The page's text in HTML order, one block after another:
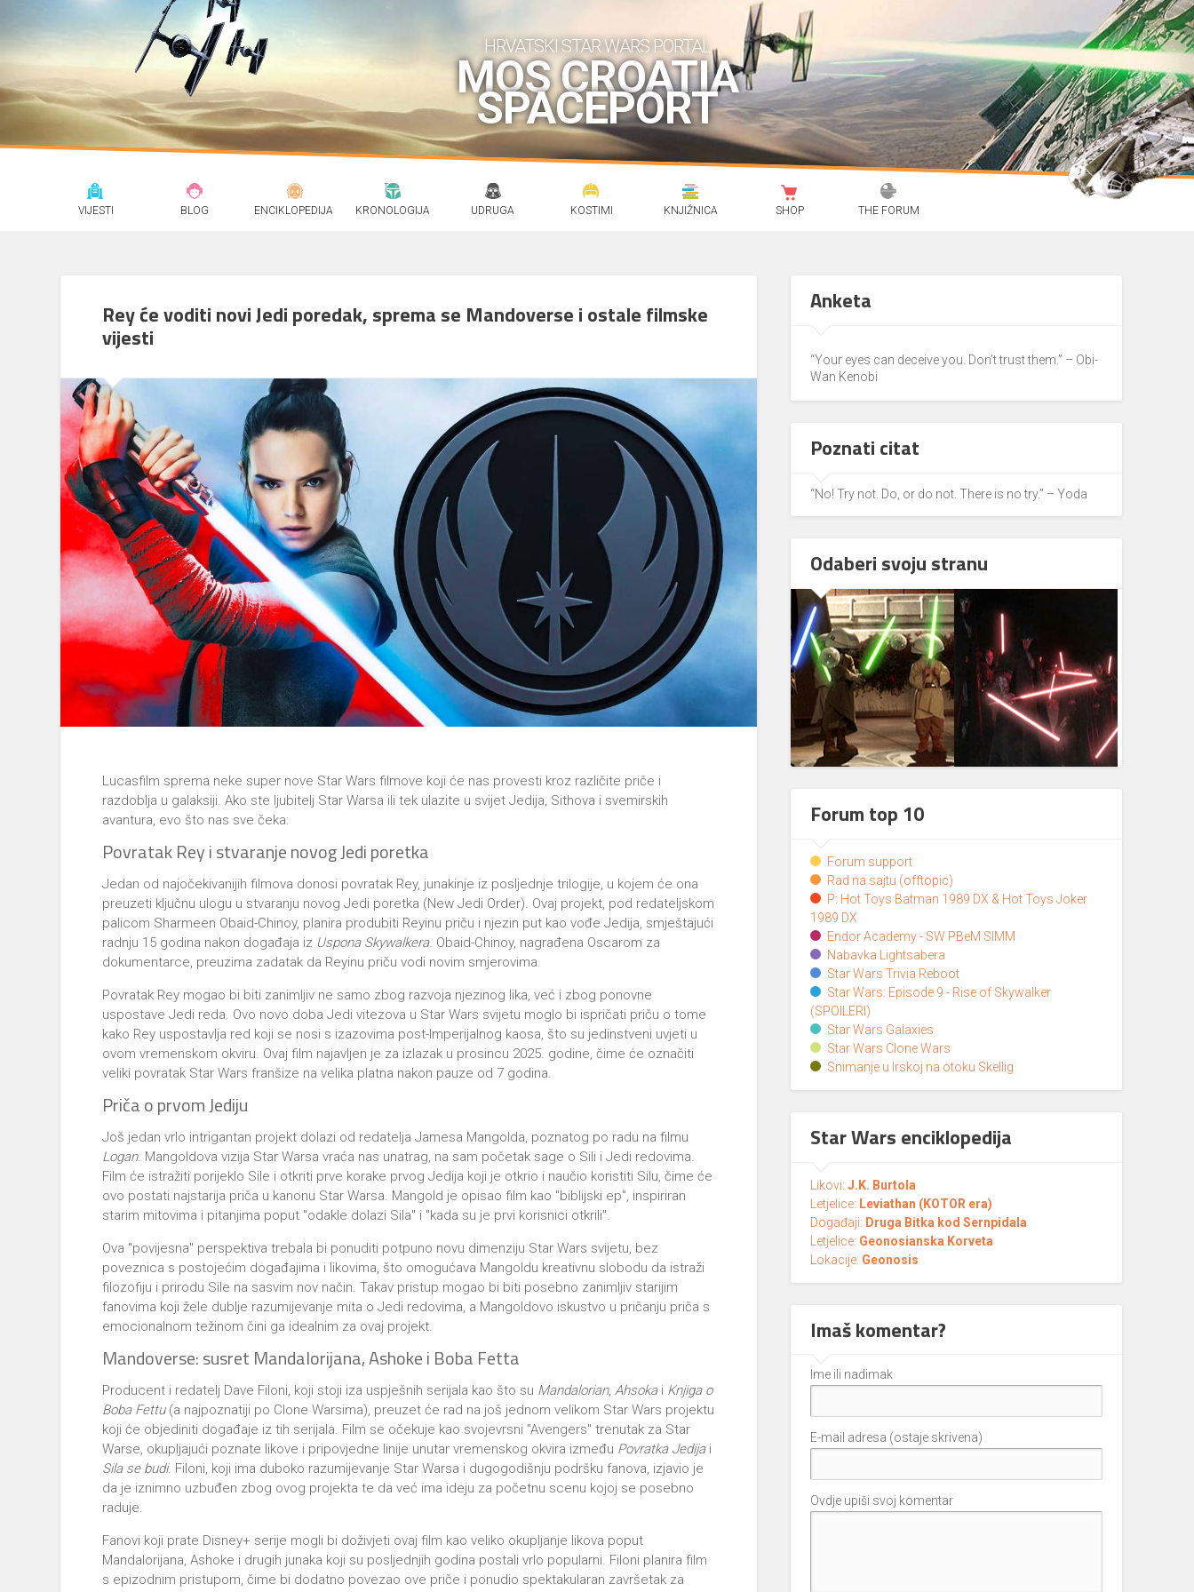
HRVATSKI STAR WARS PORTAL
MOS CROATIA
SPACEPORT
VIJESTI BLOG ENCIKLOPEDIJA KRONOLOGIJA UDRUGA KOSTIMI KNJIŽNICA SHOP THE FORUM
Rey će voditi novi Jedi poredak, sprema se Mandoverse i ostale filmske
vijesti
Lucasfilm sprema neke super nove Star Wars filmove koji će nas provesti kroz različite priče i
razdoblja u galaksiji. Ako ste ljubitelj Star Warsa ili tek ulazite u svijet Jedija, Sithova i svemirskih
avantura, evo što nas sve čeka:
Povratak Rey i stvaranje novog Jedi poretka
Jedan od najočekivanijih filmova donosi povratak Rey, junakinje iz posljednje trilogije, u kojem će ona
preuzeti ključnu ulogu u stvaranju novog Jedi poretka (New Jedi Order). Ovaj projekt, pod redateljskom
palicom Sharmeen Obaid-Chinoy, planira produbiti Reyinu priču i njezin put kao vođe Jedija, smještajući
radnju 15 godina nakon događaja iz Uspona Skywalkera. Obaid-Chinoy, nagrađena Oscarom za
dokumentarce, preuzima zadatak da Reyinu priču vodi novim smjerovima.
Povratak Rey mogao bi biti zanimljiv ne samo zbog razvoja njezinog lika, već i zbog ponovne
uspostave Jedi reda. Ovo novo doba Jedi vitezova u Star Wars svijetu moglo bi ispričati priču o tome
kako Rey uspostavlja red koji se nosi s izazovima post-Imperijalnog kaosa, što su jedinstveni uvjeti u
ovom vremenskom okviru. Ovaj film najavljen je za izlazak u prosincu 2025. godine, čime će označiti
veliki povratak Star Wars franšize na velika platna nakon pauze od 7 godina.
Priča o prvom Jediju
Još jedan vrlo intrigantan projekt dolazi od redatelja Jamesa Mangolda, poznatog po radu na filmu
Logan. Mangoldova vizija Star Warsa vraća nas unatrag, na sam početak sage o Sili i Jedi redovima.
Film će istražiti porijeklo Sile i otkriti prve korake prvog Jedija koji je otkrio i naučio koristiti Silu, čime će
ovo postati najstarija priča u kanonu Star Warsa. Mangold je opisao film kao "biblijski ep", inspiriran
starim mitovima i pitanjima poput "odakle dolazi Sila" i "kada su je prvi korisnici otkrili".
Ova "povijesna" perspektiva trebala bi ponuditi potpuno novu dimenziju Star Wars svijetu, bez
poveznica s postojećim događajima i likovima, što omogućava Mangoldu kreativnu slobodu da istraži
filozofiju i prirodu Sile na sasvim nov način. Takav pristup mogao bi biti posebno zanimljiv starijim
fanovima koji žele dublje razumijevanje mita o Jedi redovima, a Mangoldovo iskustvo u pričanju priča s
emocionalnom težinom čini ga idealnim za ovaj projekt.
Mandoverse: susret Mandalorijana, Ashoke i Boba Fetta
Producent i redatelj Dave Filoni, koji stoji iza uspješnih serijala kao što su Mandalorian,Ahsokai Knjiga o
Boba Fettu(a najpoznatiji po Clone Warsima), preuzet će rad na još jednom velikom Star Wars projektu
koji će objediniti događaje iz tih serijala. Film se očekuje kao svojevrsni "Avengers" trenutak za Star
Warse, okupljajući poznate likove i pripovjedne linije unutar vremenskog okvira između Povratka Jedijai
Sila se budi. Filoni, koji ima duboko razumijevanje Star Warsa i dugogodišnju podršku fanova, izjavio je
da je iznimno uzbuđen zbog ovog projekta te da već ima ideju za početnu scenu kojoj se posebno
raduje.
Fanovi koji prate Disney+ serije mogli bi doživjeti ovaj film kao veliko okupljanje likova poput
Mandalorijana, Ashoke i drugih junaka koji su posljednjih godina postali vrlo popularni. Filoni planira film
s epizodnim pristupom, čime bi dodatno povezao ove priče i ponudio spektakularan završetak za
Anketa
“Your eyes can deceive you. Don’t trust them.” – Obi-
Wan Kenobi
Poznati citat
“No! Try not. Do, or do not. There is no try.” – Yoda
Odaberi svoju stranu
Forum top 10
Forum support
Rad na sajtu (offtopic)
P: Hot Toys Batman 1989 DX & Hot Toys Joker
1989 DX
Endor Academy - SW PBeM SIMM
Nabavka Lightsabera
Star Wars Trivia Reboot
Star Wars: Episode 9 - Rise of Skywalker
(SPOILERI)
Star Wars Galaxies
Star Wars Clone Wars
Snimanje u Irskoj na otoku Skellig
Star Wars enciklopedija
Likovi:J.K. Burtola
Letjelice: Leviathan (KOTOR era)
Događaji: Druga Bitka kod Sernpidala
Letjelice: Geonosianska Korveta
Lokacije: Geonosis
Imaš komentar?
Ime ili nadimak
E-mail adresa (ostaje skrivena)
Ovdje upiši svoj komentar